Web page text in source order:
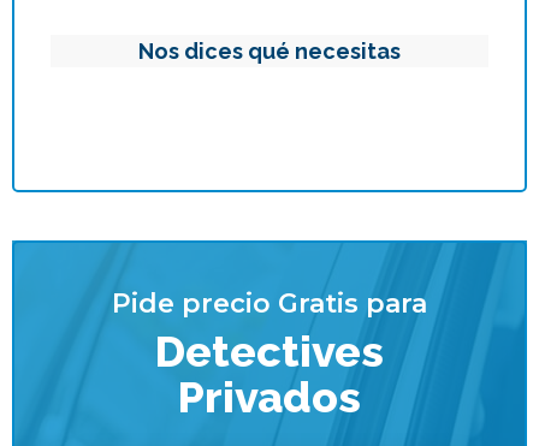
Nos dices qué necesitas
Pide precio Gratis para
Detectives
Privados